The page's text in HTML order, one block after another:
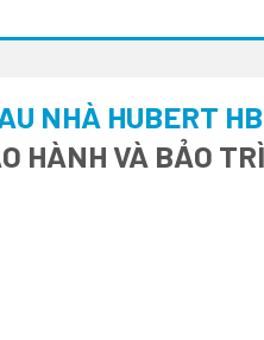
NHÀ HUBERT
HÀNH VÀ BẢO